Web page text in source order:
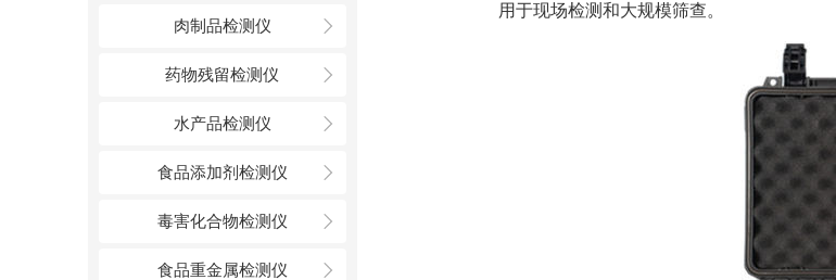
肉制品检测仪
药物残留检测仪
水产品检测仪
食品添加剂检测仪
毒害化合物检测仪
食品重金属检测仪
用于现场检测和大规模筛查。